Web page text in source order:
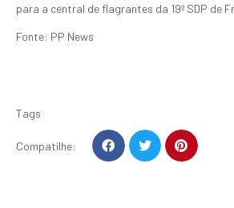
para a central de flagrantes da 19ª SDP de
Fonte: PP News
Tags
Compatilhe: